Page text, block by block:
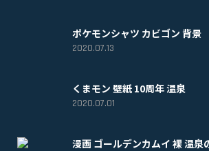
ポケモンシャツ カビゴン 背景
2020.07.13
くまモン 壁紙 10周年 温泉
2020.07.01
漫画 ゴールデンカムイ 裸 温泉